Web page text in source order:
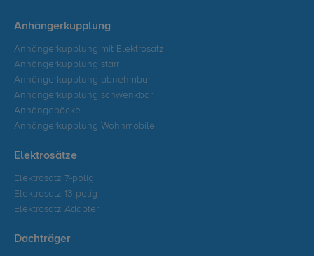
Anhängerkupplung
Anhängerkupplung mit Elektrosatz
Anhängerkupplung starr
Anhängerkupplung abnehmbar
Anhängerkupplung schwenkbar
Anhängeböcke
Anhängerkupplung Wohnmobile
Elektrosätze
Elektrosatz 7-polig
Elektrosatz 13-polig
Elektrosatz Adapter
Dachträger